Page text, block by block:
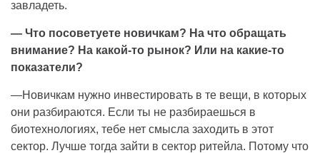
завладеть.
— Что посоветуете новичкам? На что обращать
внимание? На какой-то рынок? Или на какие-то
показатели?
—Новичкам нужно инвестировать в те вещи, в которых
они разбираются. Если ты не разбираешься в
биотехнологиях, тебе нет смысла заходить в этот
сектор. Лучше тогда зайти в сектор ритейла. Потому что